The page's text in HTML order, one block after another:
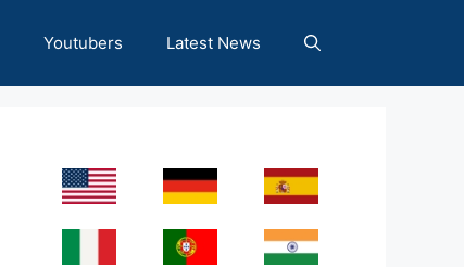
Youtubers Latest News